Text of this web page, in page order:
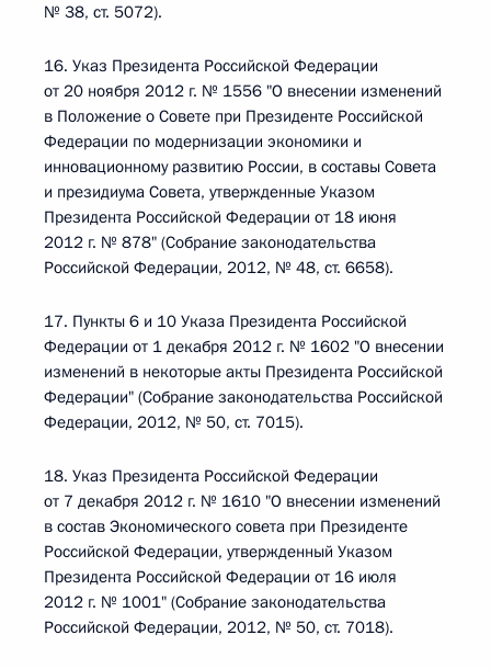
№ 38, ст. 5072).
16. Указ Президента Российской Федерации
от 20 ноября 2012 г. № 1556 "О внесении изменений
в Положение о Совете при Президенте Российской
Федерации по модернизации экономики и
инновационному развитию России, в составы Совета
и президиума Совета, утвержденные Указом
Президента Российской Федерации от 18 июня
2012 г. № 878" (Собрание законодательства
Российской Федерации, 2012, № 48, ст. 6658).
17. Пункты 6 и 10 Указа Президента Российской
Федерации от 1 декабря 2012 г. № 1602 "О внесении
изменений в некоторые акты Президента Российской
Федерации" (Собрание законодательства Российской
Федерации, 2012, № 50, ст. 7015).
18. Указ Президента Российской Федерации
от 7 декабря 2012 г. № 1610 "О внесении изменений
в состав Экономического совета при Президенте
Российской Федерации, утвержденный Указом
Президента Российской Федерации от 16 июля
2012 г. № 1001" (Собрание законодательства
Российской Федерации, 2012, № 50, ст. 7018).